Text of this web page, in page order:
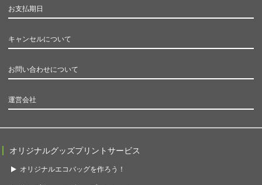
お支払期日
キャンセルについて
お問い合わせについて
運営会社
オリジナルグッズプリントサービス
オリジナルエコバッグを作ろう！